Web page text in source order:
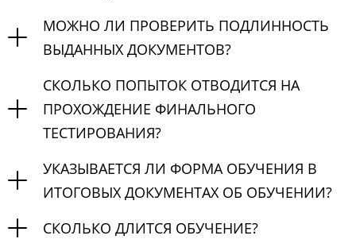
МОЖНО ЛИ ПРОВЕРИТЬ ПОДЛИННОСТЬ
ВЫДАННЫХ ДОКУМЕНТОВ?
СКОЛЬКО ПОПЫТОК ОТВОДИТСЯ НА
ПРОХОЖДЕНИЕ ФИНАЛЬНОГО
ТЕСТИРОВАНИЯ?
УКАЗЫВАЕТСЯ ЛИ ФОРМА ОБУЧЕНИЯ В
ИТОГОВЫХ ДОКУМЕНТАХ ОБ ОБУЧЕНИИ?
СКОЛЬКО ДЛИТСЯ ОБУЧЕНИЕ?